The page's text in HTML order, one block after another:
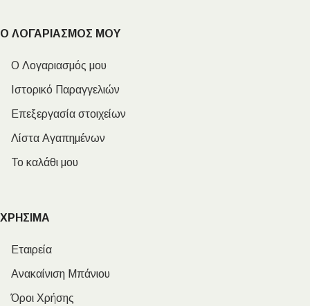
Ο ΛΟΓΑΡΙΑΣΜΟΣ ΜΟΥ
Ο Λογαριασμός μου
Ιστορικό Παραγγελιών
Επεξεργασία στοιχείων
Λίστα Αγαπημένων
Το καλάθι μου
ΧΡΗΣΙΜΑ
Εταιρεία
Ανακαίνιση Μπάνιου
Όροι Χρήσης